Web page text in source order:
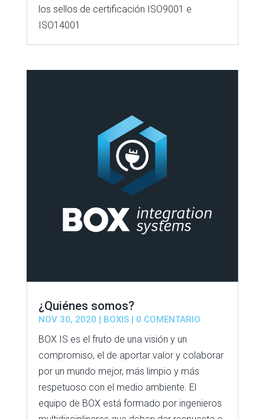
los sellos de certificación ISO9001 e
ISO14001
¿Quiénes somos?
NOV 30, 2020 | BOXIS| 0 COMENTARIO
BOX IS es el fruto de una visión y un
compromiso, el de aportar valor y colaborar
por un mundo mejor, más limpio y más
respetuoso con el medio ambiente. El
equipo de BOX está formado por ingenieros